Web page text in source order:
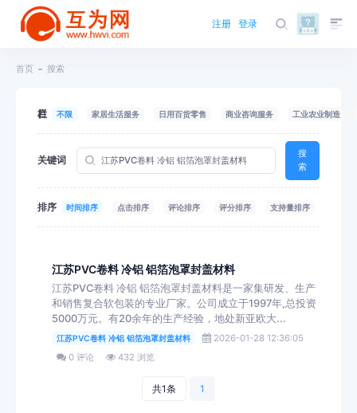
注册 登录
首页 搜索
栏目 不限 家居生活服务 日用百货零售 商业咨询服务 工业农业制造
关键词
搜
索
排序 时间排序 点击排序 评论排序 评分排序 支持量排序
江苏PVC卷料 冷铝 铝箔泡罩封盖材料
江苏PVC卷料 冷铝 铝箔泡罩封盖材料是一家集研发、生产
和销售复合软包装的专业厂家。公司成立于1997年,总投资
5000万元。有20余年的生产经验，地处新亚欧大...
江苏PVC卷料 冷铝 铝箔泡罩封盖材料
2026-01-28 12:36:05
0 评论
432 浏览
共1条 1